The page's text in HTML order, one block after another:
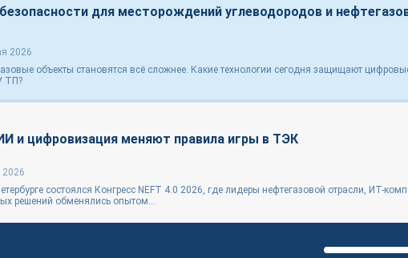
для месторождений углеводородов и
2026
объекты становятся всё сложнее. Какие технологии сегодня защищают
ТП?
и цифровизация меняют правила игры в ТЭК
2026
состоялся Конгресс NEFT 4.0 2026, где лидеры нефтегазовой отрасли, ИТ-
решений обменялись опытом...